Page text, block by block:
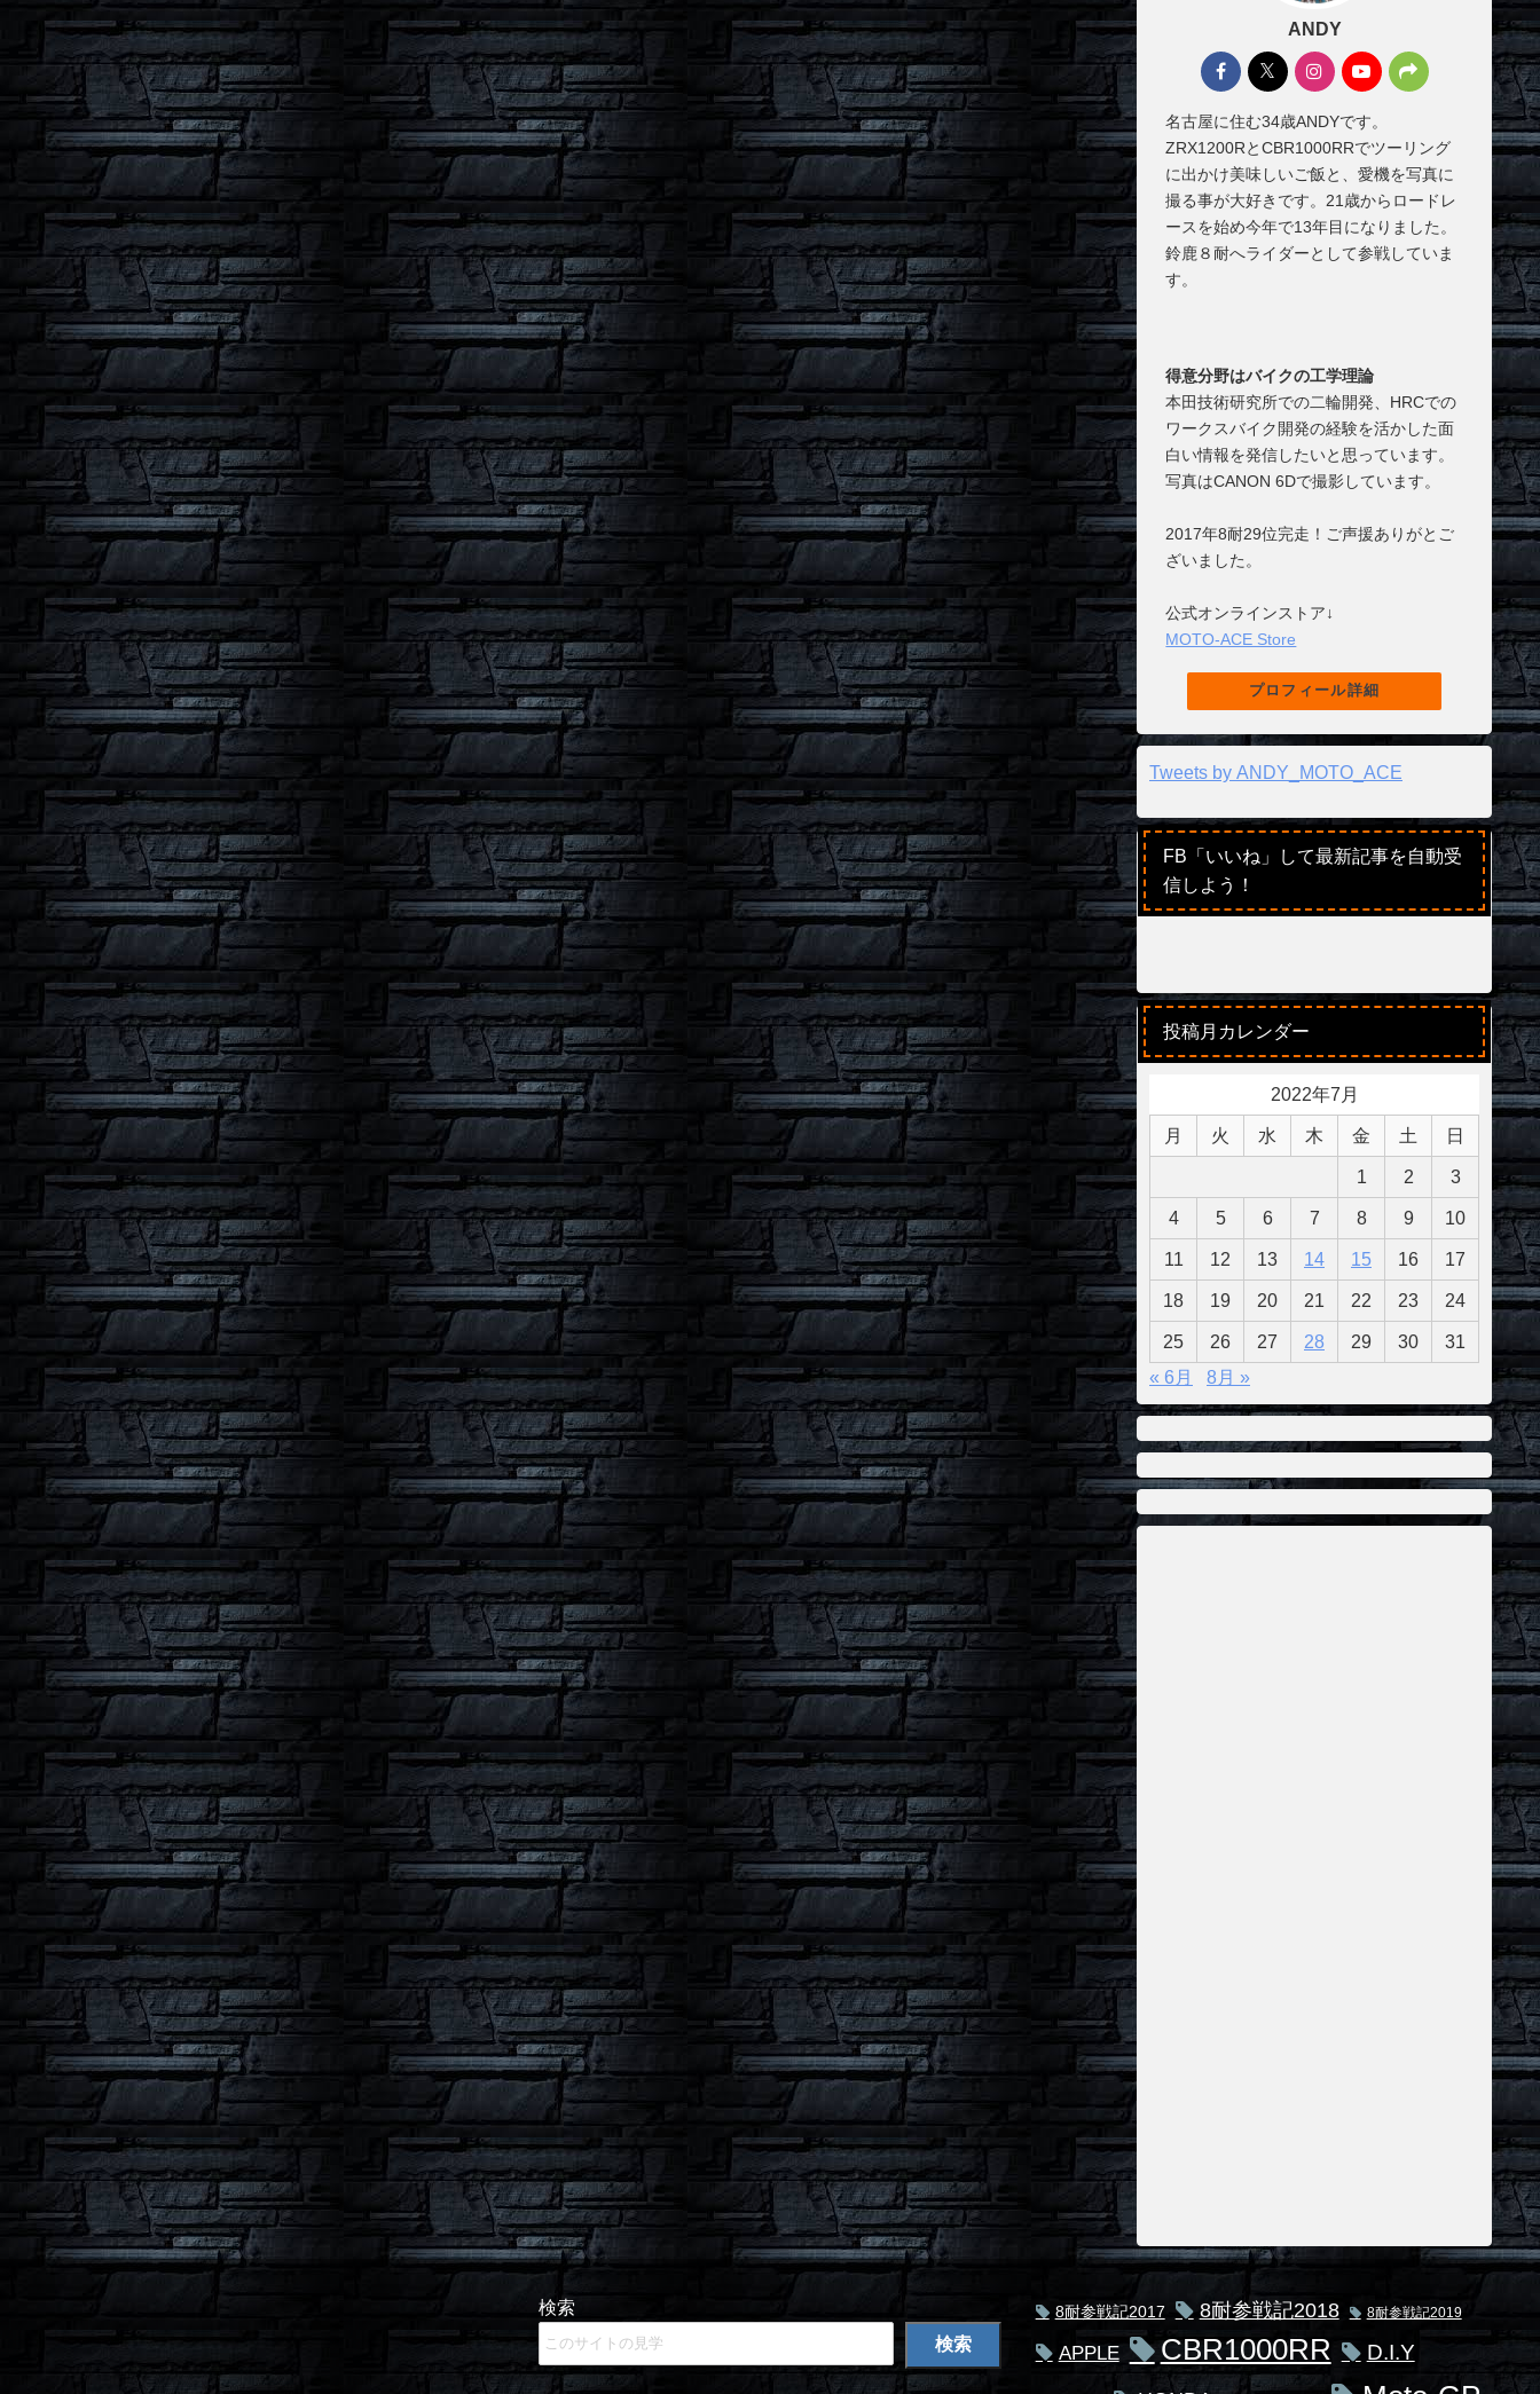
ANDY
名古屋に住む34歳ANDYです。
ZRX1200RとCBR1000RRでツーリング
に出かけ美味しいご飯と、愛機を写真に
撮る事が大好きです。21歳からロードレ
ースを始め今年で13年目になりました。
鈴鹿８耐へライダーとして参戦していま
す。
得意分野はバイクの工学理論
本田技術研究所での二輪開発、HRCでの
ワークスバイク開発の経験を活かした面
白い情報を発信したいと思っています。
写真はCANON 6Dで撮影しています。
2017年8耐29位完走！ご声援ありがとご
ざいました。
公式オンラインストア↓
MOTO-ACE Store
プロフィール詳細
Tweets by ANDY_MOTO_ACE
FB「いいね」して最新記事を自動受
信しよう！
投稿月カレンダー
2022年7月
月 火 水 木 金 土 日
1 2 3
4 5 6 7 8 9 10
11 12 13 14 15 16 17
18 19 20 21 22 23 24
25 26 27 28 29 30
31
« 6月
8月 »
検索
検索
8耐参戦記2017 8耐参戦記2018 8耐参戦記2019
APPLE CBR1000RR D.I.Y